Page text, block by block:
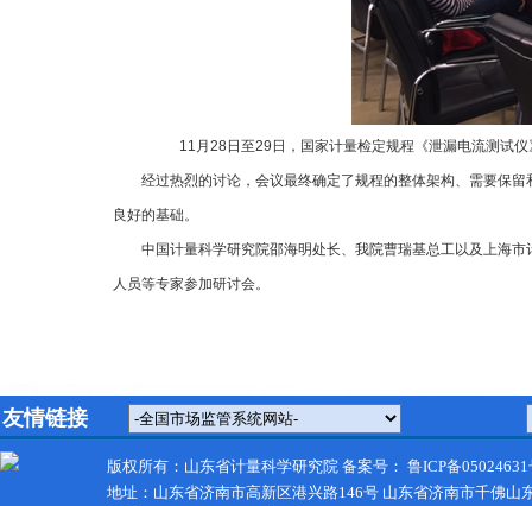
11月28日至29日，国家计量检定规程《泄漏电流测试仪
经过热烈的讨论，会议最终确定了规程的整体架构、需要保留
良好的基础。
中国计量科学研究院邵海明处长、我院曹瑞基总工以及上海市
人员等专家参加研讨会。
友情链接
版权所有：山东省计量科学研究院 备案号： 鲁ICP备05024631
地址：山东省济南市高新区港兴路146号 山东省济南市千佛